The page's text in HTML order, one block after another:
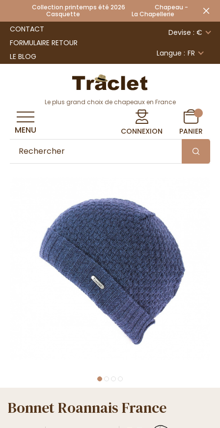
Collection printemps été 2026 Chapeau -
Casquette La Chapellerie
CONTACT
FORMULAIRE RETOUR
LE BLOG
Devise : €
Langue : FR
Le plus grand choix de chapeaux en France
CONNEXION PANIER
MENU
Bonnet Roannais France